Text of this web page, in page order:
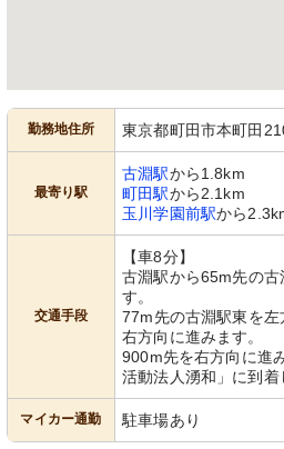
勤務地住所 東京都町田市本町田
最寄り駅
古淵駅から1.8km
町田駅から2.1km
玉川学園前駅から
交通手段
【車8分】
古淵駅から65m先の古
す。
77m先の古淵駅東を
右方向に進みます。
900m先を右方向に進
活動法人湧和」に到着
マイカー通勤 駐車場あり